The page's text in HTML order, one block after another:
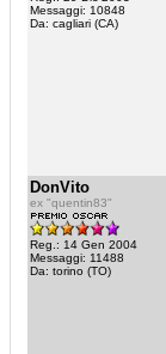
Messaggi: 10848
Da: cagliari (CA)
DonVito
ex "quentin83"
Reg.: 14 Gen 2004
Messaggi: 11488
Da: torino (TO)